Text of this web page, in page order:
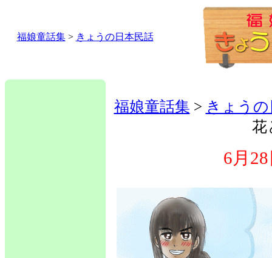
福娘童話集> きょうの日本民話
福娘童話集 > きょう
花
6月